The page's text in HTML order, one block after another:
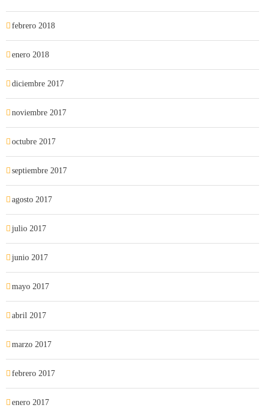
febrero 2018
enero 2018
diciembre 2017
noviembre 2017
octubre 2017
septiembre 2017
agosto 2017
julio 2017
junio 2017
mayo 2017
abril 2017
marzo 2017
febrero 2017
enero 2017